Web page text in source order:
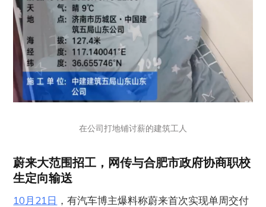
在公司打地铺讨薪的建筑工人
蔚来大范围招工，网传与合肥市政府协商职校
生定向输送
10月21日 ，有汽车博主爆料称蔚来首次实现单周交付